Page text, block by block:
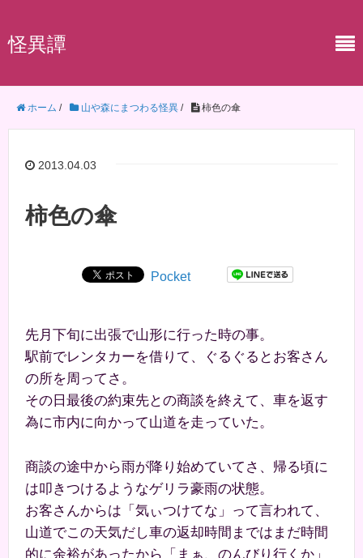
怪異譚
ホーム / 山や森にまつわる怪異 / 柿色の傘
2013.04.03
柿色の傘
Pocket
先月下旬に出張で山形に行った時の事。
駅前でレンタカーを借りて、ぐるぐるとお客さん
の所を周ってさ。
その日最後の約束先との商談を終えて、車を返す
為に市内に向かって山道を走っていた。
商談の途中から雨が降り始めていてさ、帰る頃に
は叩きつけるようなゲリラ豪雨の状態。
お客さんからは「気ぃつけてな」って言われて、
山道でこの天気だし車の返却時間まではまだ時間
的に余裕があったから「まぁ、のんびり行くか」